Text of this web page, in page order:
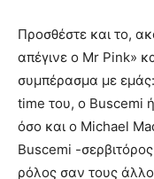
Προσθέστε και το,
απέγινε ο Mr Pink»
συμπέρασμα με
time του, ο Buscemi
όσο και ο Michael
Buscemi -
ρόλος σαν τους